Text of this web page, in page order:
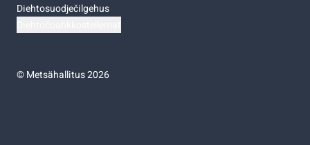
Diehtosuodječilgehus
©Metsähallitus 2026